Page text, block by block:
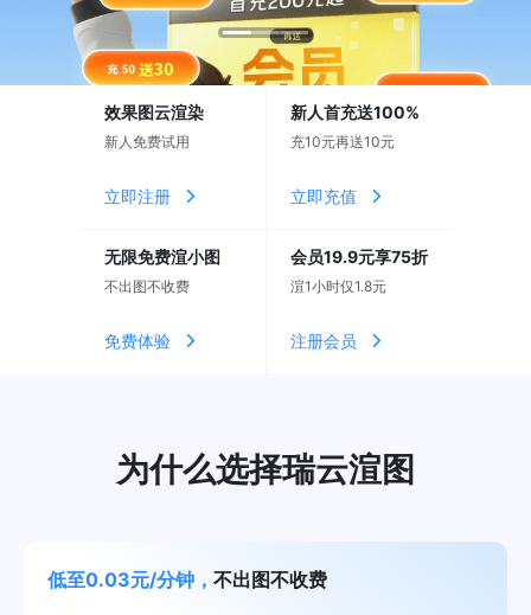
效果图云渲染
新人免费试用
立即注册
新人首充送100%
充10元再送10元
立即充值
无限免费渲小图
不出图不收费
免费体验
会员19.9元享75折
渲1小时仅1.8元
注册会员
为什么选择瑞云渲图
低至0.03元/分钟， 不出图不收费